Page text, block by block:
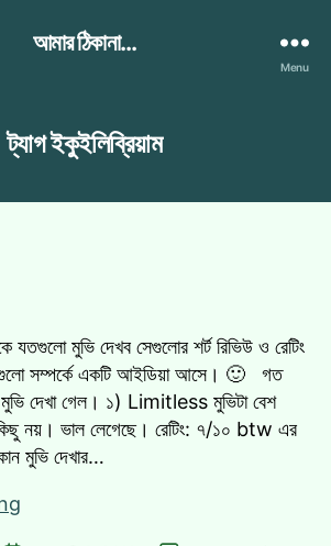
আমার ঠিকানা...
Menu
ট্যাগইকুইলিব্রিয়াম
যতগুলো মুভি দেখব সেগুলোর শর্ট রিভিউ ও রেটিং
সম্পর্কে একটি আইডিয়া আসে। 🙂 গত
দেখা গেল। ১) Limitless মুভিটা বেশ
নয়। ভাল লেগেছে। রেটিং: ৭/১০ btw এর
মুভি দেখার…